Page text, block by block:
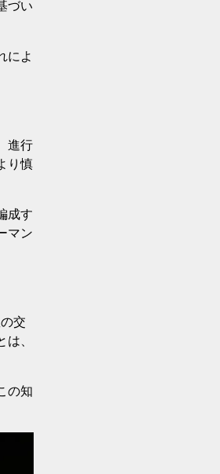
づい
によ
進行
り慎
成す
マン
交
、
の知